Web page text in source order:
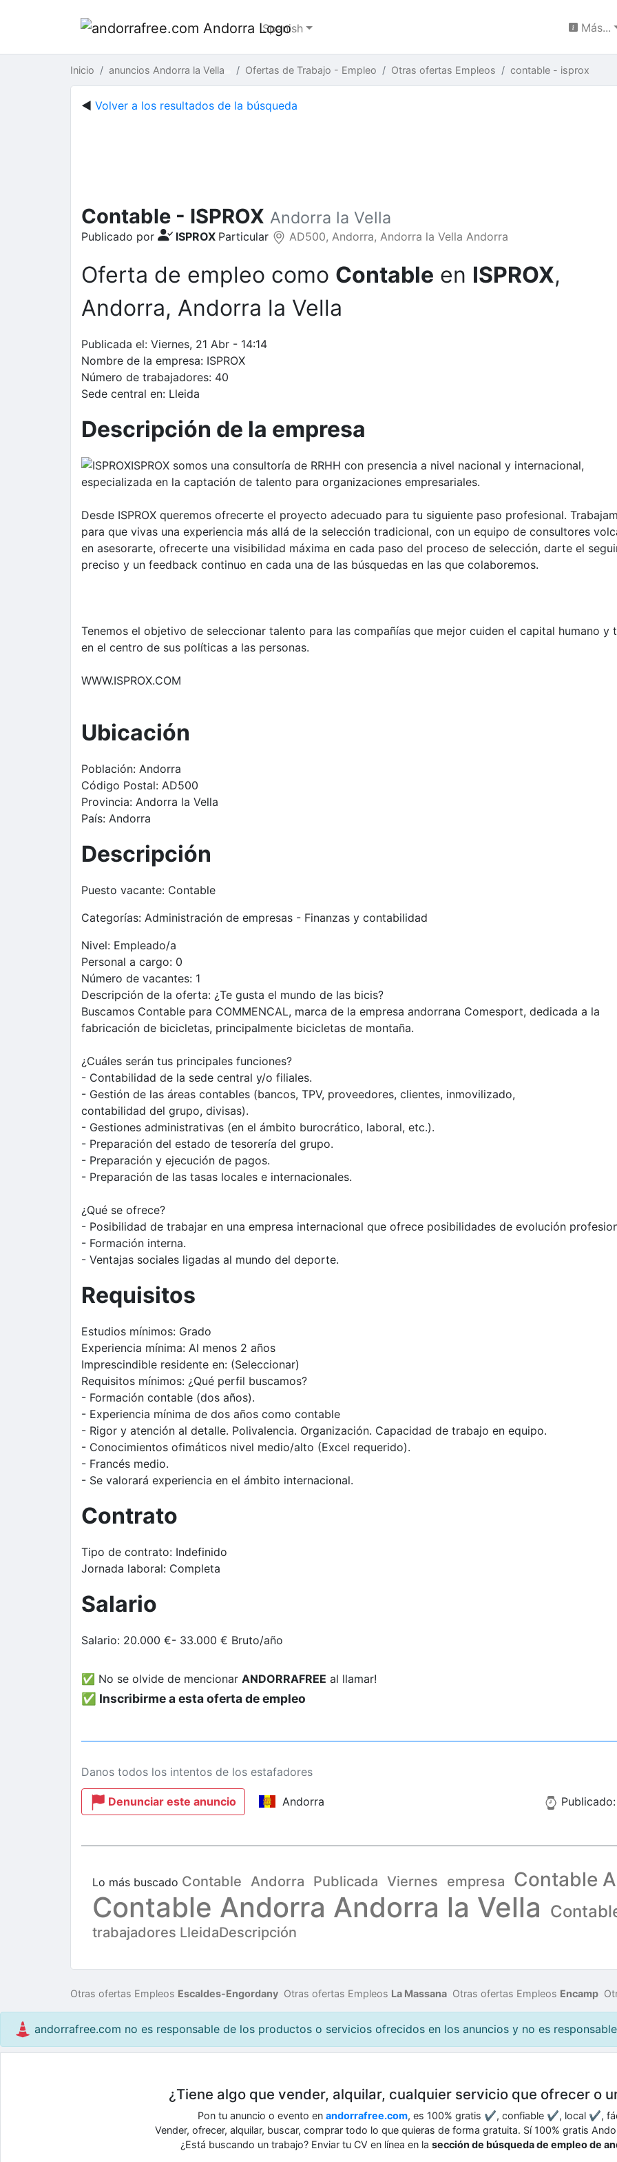
Spanish Más...
Inicio anuncios Andorra la Vella Ofertas de Trabajo - Empleo Otras ofertas Empleos contable - isprox
◄ Volver a los resultados de la búsqueda
Contable - ISPROX Andorra la Vella
Publicado por ISPROX Particular AD500, Andorra, Andorra la Vella Andorra
Oferta de empleo como Contable en ISPROX,
Andorra, Andorra la Vella
Publicada el: Viernes, 21 Abr - 14:14
Nombre de la empresa: ISPROX
Número de trabajadores: 40
Sede central en: Lleida
Descripción de la empresa
ISPROX somos una consultoría de RRHH con presencia a nivel nacional y internacional,
especializada en la captación de talento para organizaciones empresariales.
Desde ISPROX queremos ofrecerte el proyecto adecuado para tu siguiente paso profesional.
para que vivas una experiencia más allá de la selección tradicional, con un equipo de consultores
en asesorarte, ofrecerte una visibilidad máxima en cada paso del proceso de selección, darte el
preciso y un feedback continuo en cada una de las búsquedas en las que colaboremos.
Tenemos el objetivo de seleccionar talento para las compañías que mejor cuiden el capital humano y
en el centro de sus políticas a las personas.
WWW.ISPROX.COM
Ubicación
Población: Andorra
Código Postal: AD500
Provincia: Andorra la Vella
País: Andorra
Descripción
Puesto vacante: Contable
Categorías: Administración de empresas - Finanzas y contabilidad
Nivel: Empleado/a
Personal a cargo: 0
Número de vacantes: 1
Descripción de la oferta: ¿Te gusta el mundo de las bicis?
Buscamos Contable para COMMENCAL, marca de la empresa andorrana Comesport, dedicada a la
fabricación de bicicletas, principalmente bicicletas de montaña.
¿Cuáles serán tus principales funciones?
- Contabilidad de la sede central y/o filiales.
- Gestión de las áreas contables (bancos, TPV, proveedores, clientes, inmovilizado,
contabilidad del grupo, divisas).
- Gestiones administrativas (en el ámbito burocrático, laboral, etc.).
- Preparación del estado de tesorería del grupo.
- Preparación y ejecución de pagos.
- Preparación de las tasas locales e internacionales.
¿Qué se ofrece?
- Posibilidad de trabajar en una empresa internacional que ofrece posibilidades de evolución
- Formación interna.
- Ventajas sociales ligadas al mundo del deporte.
Requisitos
Estudios mínimos: Grado
Experiencia mínima: Al menos 2 años
Imprescindible residente en: (Seleccionar)
Requisitos mínimos: ¿Qué perfil buscamos?
- Formación contable (dos años).
- Experiencia mínima de dos años como contable
- Rigor y atención al detalle. Polivalencia. Organización. Capacidad de trabajo en equipo.
- Conocimientos ofimáticos nivel medio/alto (Excel requerido).
- Francés medio.
- Se valorará experiencia en el ámbito internacional.
Contrato
Tipo de contrato: Indefinido
Jornada laboral: Completa
Salario
Salario: 20.000 €- 33.000 € Bruto/año
✅ No se olvide de mencionar ANDORRAFREE al llamar!
✅ Inscribirme a esta oferta de empleo
Danos todos los intentos de los estafadores
Denunciar este anuncio Andorra
Lo más buscado Contable Andorra Publicada Viernes empresa Contable
Contable Andorra Andorra la Vella
trabajadores LleidaDescripción
Otras ofertas Empleos Escaldes-Engordany Otras ofertas Empleos La Massana Otras ofertas Empleos Encamp
andorrafree.com no es responsable de los productos o servicios ofrecidos en los anuncios y no es
¿Tiene algo que vender, alquilar, cualquier servicio que ofrecer o
Pon tu anuncio o evento en andorrafree.com, es 100% gratis ✔, confiable ✔, local ✔,
Vender, ofrecer, alquilar, buscar, comprar todo lo que quieras de forma gratuita. Sí 100% gratis
¿Está buscando un trabajo? Enviar tu CV en línea en la sección de búsqueda de empleo de